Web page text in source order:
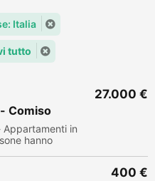
Italia
tutto
Comiso
Appartamenti in
hanno
27.000 €
400 €